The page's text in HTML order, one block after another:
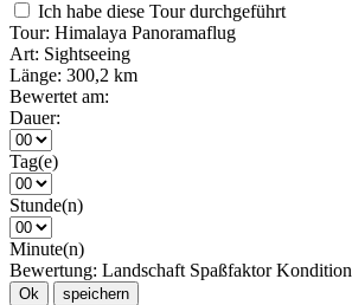
Ich habe diese Tour durchgeführt
Tour: Himalaya Panoramaflug
Art: Sightseeing
Länge: 300,2 km
Bewertet am:
Dauer:
Tag(e)
Stunde(n)
Minute(n)
Bewertung: Landschaft Spaßfaktor Kondition
Ok speichern